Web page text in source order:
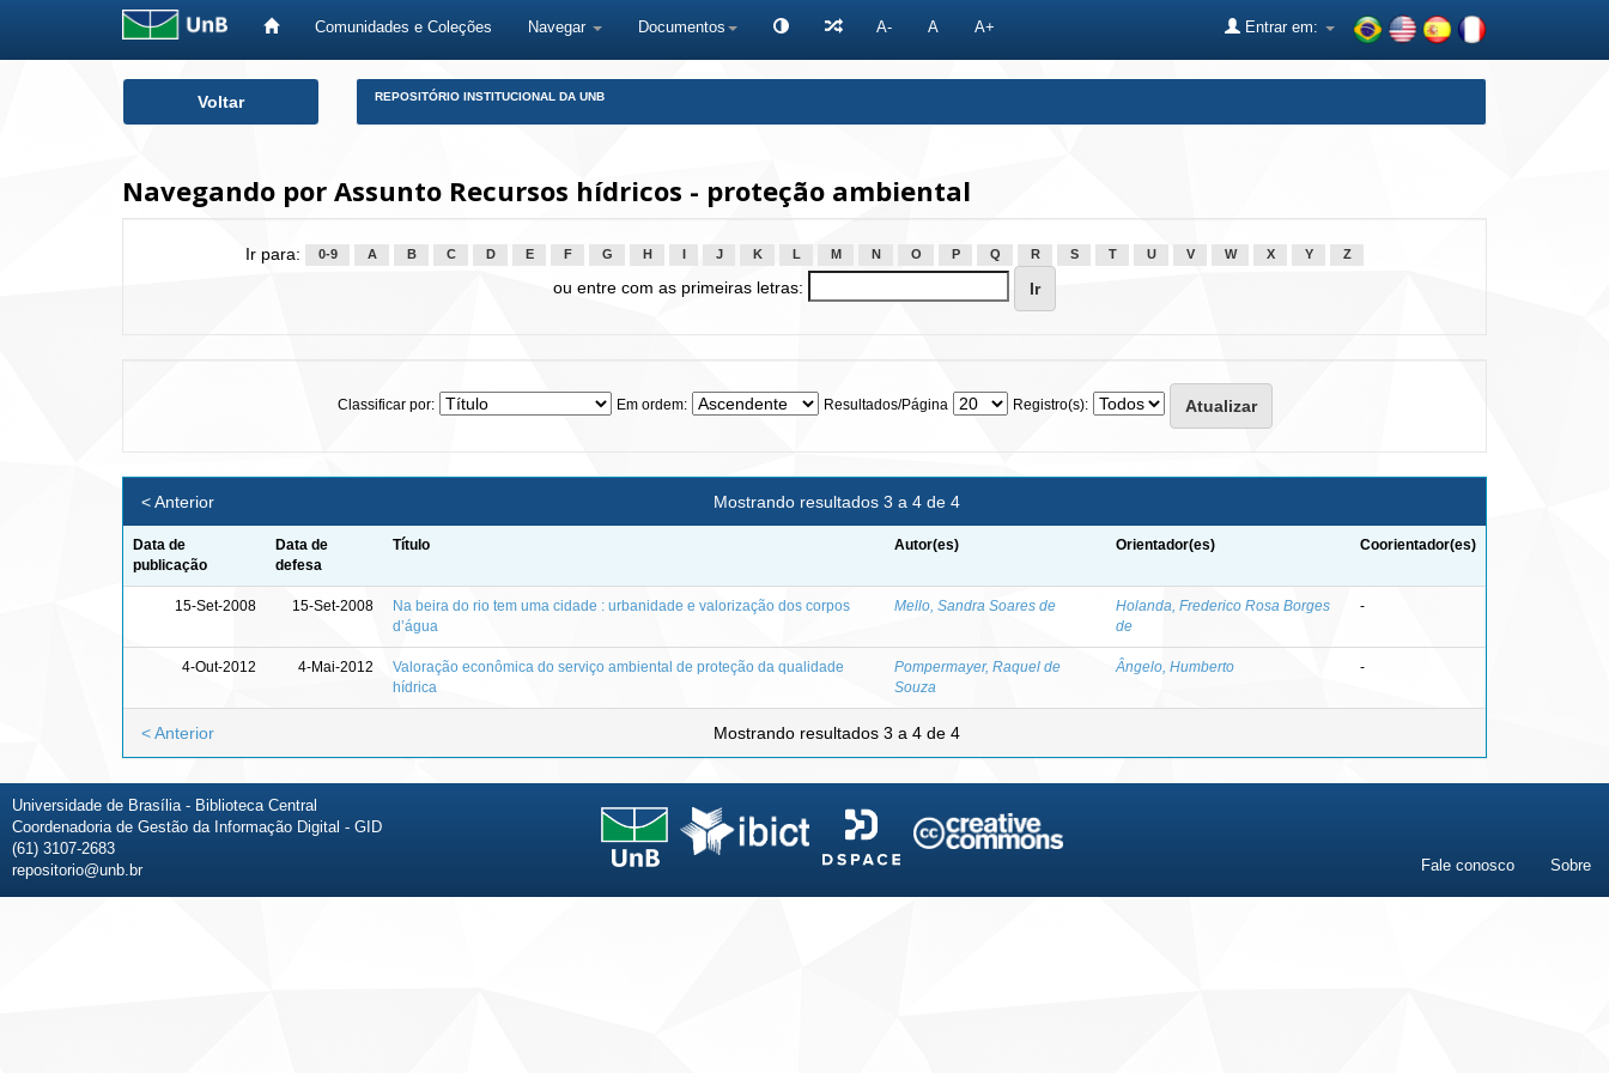
Comunidades e Coleções Navegar Documentos A- A A+ Entrar em:
Voltar REPOSITÓRIO INSTITUCIONAL DA UNB
Navegando por Assunto Recursos hídricos - proteção ambiental
Ir para: 0-9 A B C D E F G H J K L M N O P Q R S T U V W X Y Z
ou entre com as primeiras letras:
Classificar por: Em ordem: Resultados/Página Registro(s):
Mostrando resultados 3 a 4 de 4
< Anterior
Data de
publicação
Data de
defesa
Título Autor(es) Orientador(es) Coorientador(es)
15-Set-2008 15-Set-2008
Na beira do rio tem uma cidade : urbanidade e valorização dos corpos
d’água
Mello, Sandra Soares de
Holanda, Frederico Rosa Borges
de
-
4-Out-2012 4-Mai-2012
Valoração econômica do serviço ambiental de proteção da qualidade
hídrica
Pompermayer, Raquel de
Souza
Ângelo, Humberto -
Mostrando resultados 3 a 4 de 4
< Anterior
Universidade de Brasília - Biblioteca Central
Coordenadoria de Gestão da Informação Digital - GID
(61) 3107-2683
repositorio@unb.br
Fale conosco Sobre